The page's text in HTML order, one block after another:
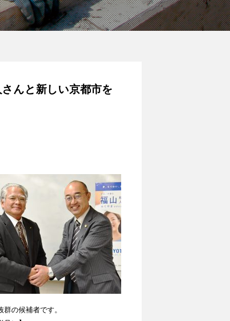
んと新しい京都市を
の候補者です。